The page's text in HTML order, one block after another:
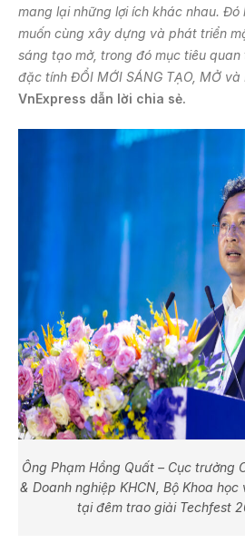
mang lại những lợi ích khác nhau.
muốn cùng xây dựng và phát triển
sáng tạo mở, trong đó mục tiêu
đặc tính ĐỔI MỚI SÁNG TẠO, MỞ và
VnExpress dẫn lời chia sẻ.
Ông Phạm Hồng Quất – Cục trưởng
& Doanh nghiệp KHCN, Bộ Khoa
tại đêm trao giải Techfest